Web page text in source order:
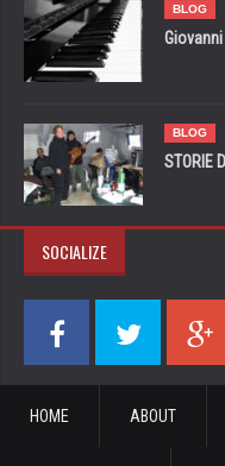
BLOG
BLOG
STORIE
SOCIALIZE
HOME ABOUT